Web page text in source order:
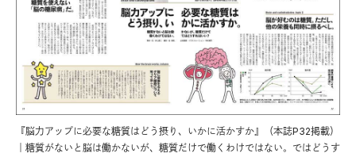
『脳力アップに必要な糖質はどう摂り、いかに活かすか』（本誌P32掲載）
｜糖質がないと脳は働かないが、糖質だけで働くわけではない。ではどうす